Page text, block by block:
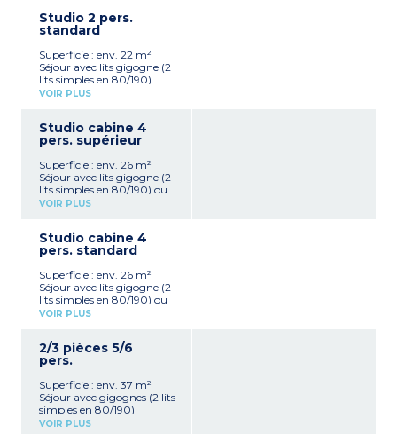
gril/micro-ondes, lave-
vaisselle, hotte aspirante,
bouilloire électrique, grille-
pain)
Salle de bain avec WC
Exposition sud, sud-est,
chaussée ou 1er étage),
vue sur la vallée pour la
plupart
Studio 2 pers.
standard
Superficie : env. 22 m²
Séjour avec lits gigogne (2
lits simples en 80/190)
Kitchenette équipée
gril/micro-ondes, lave-
vaisselle, hotte aspirante,
bouilloire électrique, grille-
pain)
Salle de bain avec WC
Exposition Nord (rez-de-
côté parking ou talus
VOIR PLUS
Studio cabine 4
pers. supérieur
Superficie : env. 26 m²
Séjour avec lits gigogne (2
lits simples en 80/190) ou
canapé lit double
superposés en 80/190
Kitchenette équipée
vitrocéramique, combiné
gril/micro-ondes, lave-
vaisselle, hotte aspirante,
cafetière à capsules,
pain)
Salle de douche ou de bain,
WC séparé pour la plupart
sud-ouest (rez-de-
chaussée pour la
majorité), vue vallée pour
la plupart
VOIR PLUS
Studio cabine 4
pers. standard
Superficie : env. 26 m²
Séjour avec lits gigogne (2
lits simples en 80/190) ou
canapé lit double
superposés en 80/190
Kitchenette équipée
vitrocéramique, combiné
gril/micro-ondes, lave-
vaisselle, hotte aspirante,
cafetière à capsules,
VOIR PLUS
2/3 pièces 5/6
pers.
Superficie : env. 37 m²
Séjour avec gigognes (2 lits
simples en 80/190)
Kitchenette équipée
VOIR PLUS